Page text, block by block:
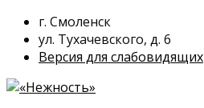
г. Смоленск
ул. Тухачевского, д. 6
Версия для слабовидящих